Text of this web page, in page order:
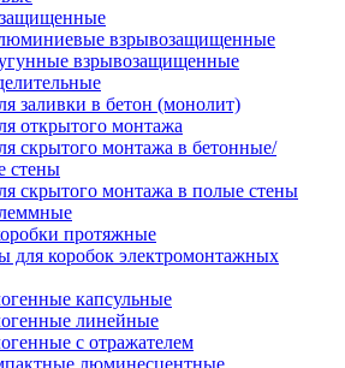
взрывозащищенные
взрывозащищенные
заливки в бетон (монолит)
открытого монтажа
скрытого монтажа в бетонные/
стены
скрытого монтажа в полые стены
протяжные
для коробок электромонтажных
капсульные
линейные
с отражателем
люминесцентные